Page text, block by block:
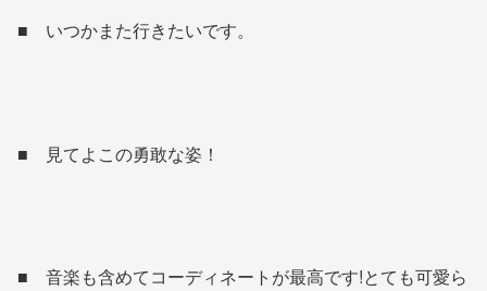
■ いつかまた行きたいです。
■ 見てよこの勇敢な姿！
■ 音楽も含めてコーディネートが最高です!とても可愛ら